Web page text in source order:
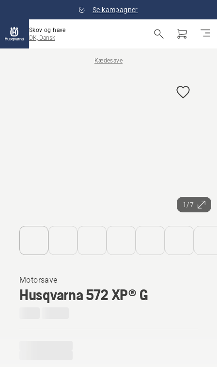
Se kampagner
Skov og have
DK, Dansk
Kædesave
1/7
Motorsave
Husqvarna 572 XP® G